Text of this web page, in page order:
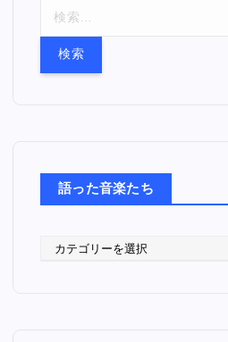
語った音楽たち